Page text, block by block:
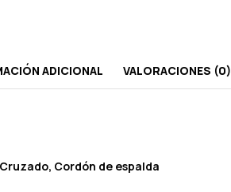
ADICIONAL VALORACIONES (0)
Cordón de espalda